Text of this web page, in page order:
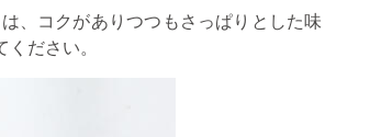
、コクがありつつもさっぱりとした味
ださい。